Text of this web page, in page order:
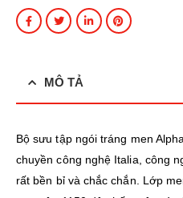
MÔ TẢ
Bộ sưu tập ngói tráng men
chuyền công nghệ Italia, công
rất bền bỉ và chắc chắn. Lớp